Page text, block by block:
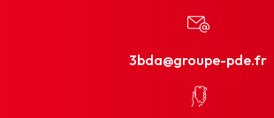
3bda@groupe-pde.fr